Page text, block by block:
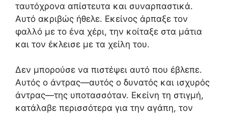
ταυτόχρονα απίστευτα και συναρπαστικά.
Αυτό ακριβώς ήθελε. Εκείνος άρπαξε τον
φαλλό με το ένα χέρι, την κοίταξε στα μάτια
και τον έκλεισε με τα χείλη του.
Δεν μπορούσε να πιστέψει αυτό που έβλεπε.
Αυτός ο άντρας—αυτός ο δυνατός και ισχυρός
άντρας—της υποτασσόταν. Εκείνη τη στιγμή,
κατάλαβε περισσότερα για την αγάπη, τον